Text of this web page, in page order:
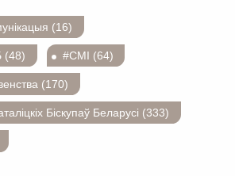
(16)
(48) #СМІ (64)
(170)
Біскупаў Беларусі (333)